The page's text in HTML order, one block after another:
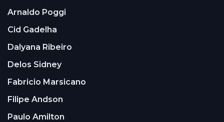
Arnaldo Poggi
Cid Gadelha
Dalyana Ribeiro
Delos Sidney
Fabricio Marsicano
Filipe Andson
Paulo Amilton